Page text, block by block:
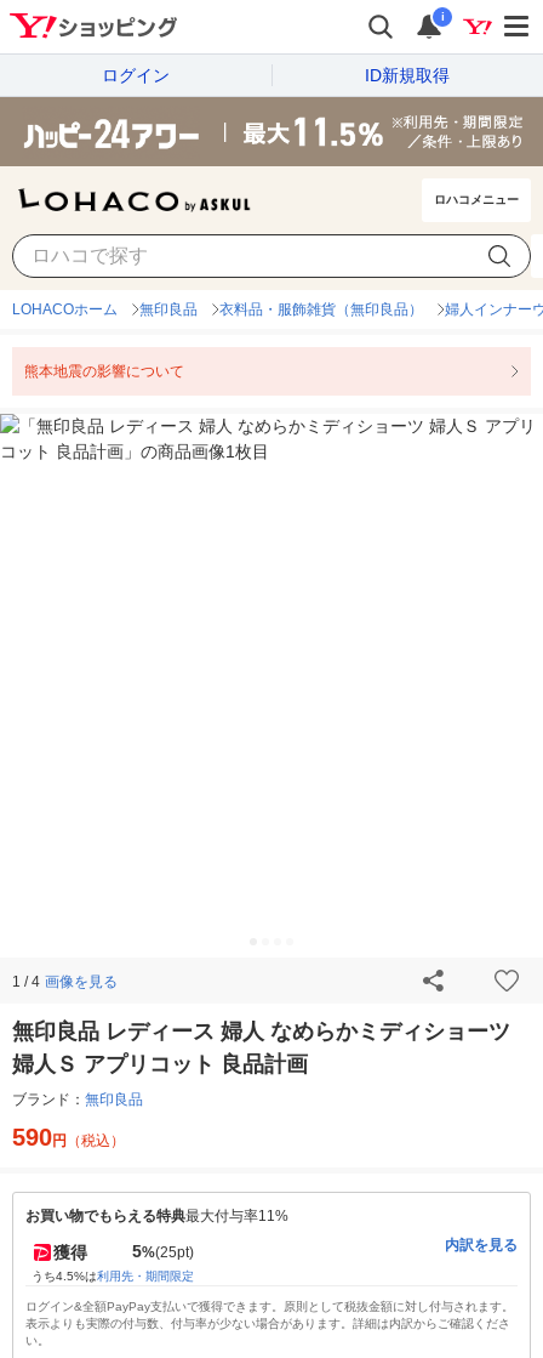
i
ログイン ID新規取得
ロハコメニュー
LOHACOホーム 無印良品 衣料品・服飾雑貨（無印良品） 婦人インナー
熊本地震の影響について
1 / 4 画像を見る
無印良品 レディース 婦人 なめらかミディショーツ
婦人Ｓ アプリコット 良品計画
ブランド： 無印良品
590円 （税込）
お買い物でもらえる特典最大付与率11%
獲得 5%(25pt)
うち4.5%は利用先・期間限定
内訳を見る
ログイン&全額PayPay支払いで獲得できます。原則として税抜金額に対し付与されます。
表示よりも実際の付与数、付与率が少ない場合があります。詳細は内訳からご確認くださ
い。